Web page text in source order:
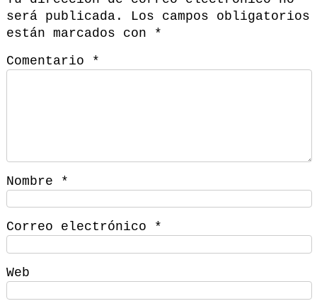
será publicada.
Los campos obligatorios
están marcados con
*
Comentario
*
Nombre *
Correo electrónico *
Web